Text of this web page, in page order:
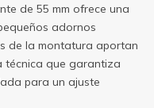
de 55 mm ofrece una
adornos
de la montatura aportan
técnica que garantiza
para un ajuste